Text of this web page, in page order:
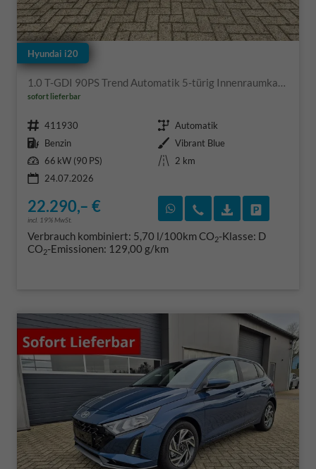
Hyundai i20
1.0 T-GDI 90PS Trend Automatik 5-türig Innenraumkamera 2xKeyless Klimaautomatik Sitzheizung Lenkradheizung Navi Rückf.Kamera PDC Apple CarPlay Android Auto Tempomat Touchscreen 16"LM
sofort lieferbar
Fahrzeugnr. 411930 Getriebe Automatik
Kraftstoff Benzin Außenfarbe Vibrant Blue
Leistung 66 kW (90 PS) Kilometerstand
2 km
24.07.2026
22.290,– €
incl. 19% MwSt.
Rückruf vereinbaren
Wir rufen Sie an
Verbrauch kombiniert: 5,70 l/100kmCO2-Klasse: D
CO2-Emissionen: 129,00 g/km